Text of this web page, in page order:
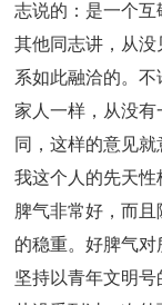
志说的：是一个
其他同志讲，从
系如此融洽的。
家人一样，从没
同，这样的意见
我这个人的先天
脾气非常好，而
的稳重。好脾气
坚持以青年文明号